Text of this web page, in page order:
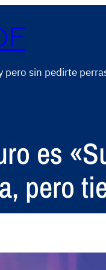
pero sin pedirte
es
pero